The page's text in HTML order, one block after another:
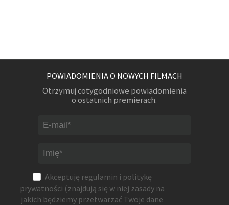
POWIADOMIENIA O NOWYCH FILMACH
Otrzymuj cotygodniowe powiadomienia
o ostatnich premierach.
Akceptuję regulamin i politykę
prywatności (znajdują się w niej zasady na
jakich będziemy przetwarzać Twoje dane